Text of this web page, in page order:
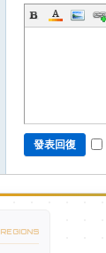
發表回復
REGIONS